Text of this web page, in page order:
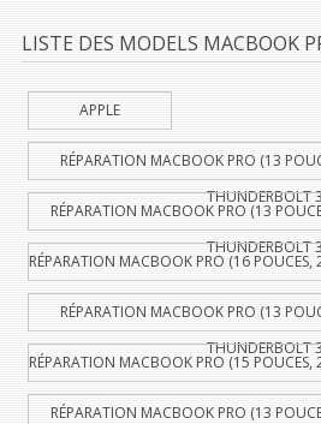
LISTE DES MODELS MACBOOK
APPLE
RÉPARATION MACBOOK PRO (13
THUNDERBOLT
RÉPARATION MACBOOK PRO (13
THUNDERBOLT
RÉPARATION MACBOOK PRO (16 POUCES,
RÉPARATION MACBOOK PRO (13
THUNDERBOLT
RÉPARATION MACBOOK PRO (15 POUCES,
RÉPARATION MACBOOK PRO (13